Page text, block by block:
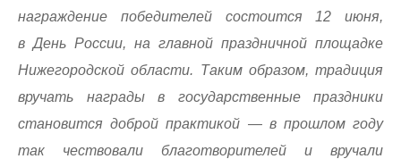
награждение победителей состоится 12 июня,
в День России, на главной праздничной площадке
Нижегородской области. Таким образом, традиция
вручать награды в государственные праздники
становится доброй практикой — в прошлом году
так чествовали благотворителей и вручали